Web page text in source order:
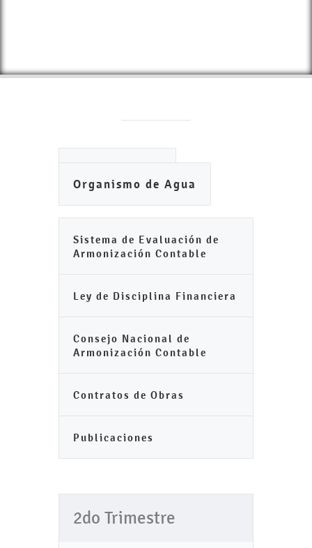
Organismo de Agua
Sistema de Evaluación de
Armonización Contable
Ley de Disciplina Financiera
Consejo Nacional de
Armonización Contable
Contratos de Obras
Publicaciones
2do Trimestre